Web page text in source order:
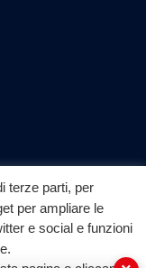
terze parti, per
per ampliare le
e social e funzioni